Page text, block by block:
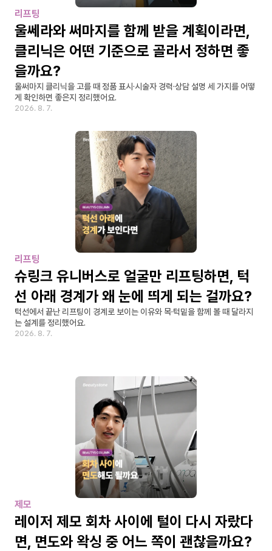
리프팅
울쎄라와 써마지를 함께 받을 계획이라면,
클리닉은 어떤 기준으로 골라서 정하면 좋
을까요?
울써마지 클리닉을 고를 때 정품 표시·시술자 경력·상담 설명 세 가지를 어떻
게 확인하면 좋은지 정리했어요.
2026. 8. 7.
리프팅
슈링크 유니버스로 얼굴만 리프팅하면, 턱
선 아래 경계가 왜 눈에 띄게 되는 걸까요?
턱선에서 끝난 리프팅이 경계로 보이는 이유와 목·턱밑을 함께 볼 때 달라지
는 설계를 정리했어요.
2026. 8. 7.
제모
레이저 제모 회차 사이에 털이 다시 자랐다
면, 면도와 왁싱 중 어느 쪽이 괜찮을까요?